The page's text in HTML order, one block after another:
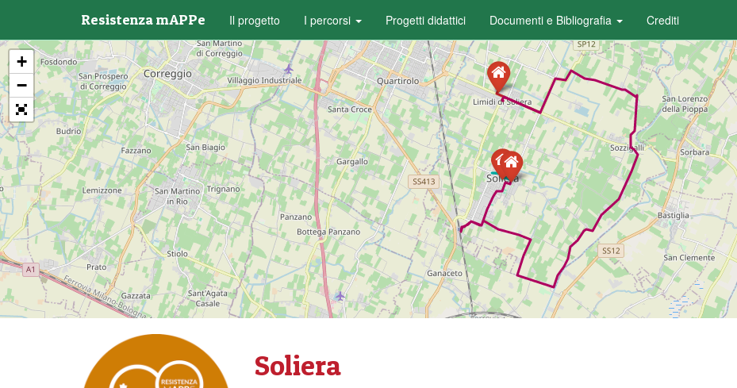
Resistenza mAPPe Il progetto I percorsi Progetti didattici Documenti e Bibliografia Crediti
+
−
Soliera